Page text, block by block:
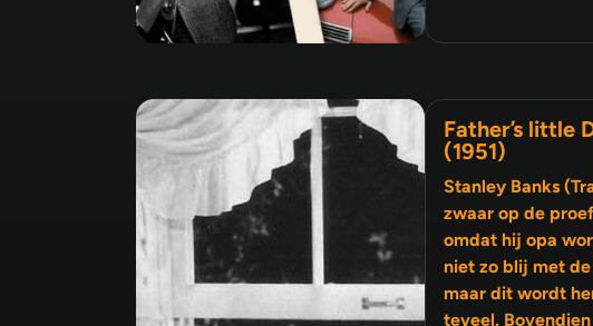
Father’s little
(1951)
Stanley Banks
zwaar op de
omdat hij opa
niet zo blij met de bruiloft,
maar dit wordt
teveel.